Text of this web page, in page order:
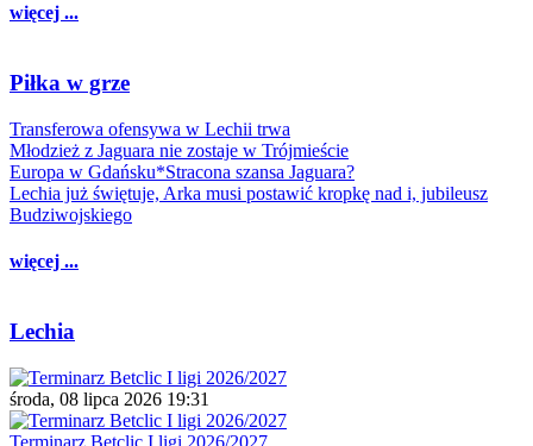
więcej ...
Piłka w grze
Transferowa ofensywa w Lechii trwa
Młodzież z Jaguara nie zostaje w Trójmieście
Europa w Gdańsku*Stracona szansa Jaguara?
Lechia już świętuje, Arka musi postawić kropkę nad i, jubileusz
Budziwojskiego
więcej ...
Lechia
środa, 08 lipca 2026 19:31
Terminarz Betclic I ligi 2026/2027